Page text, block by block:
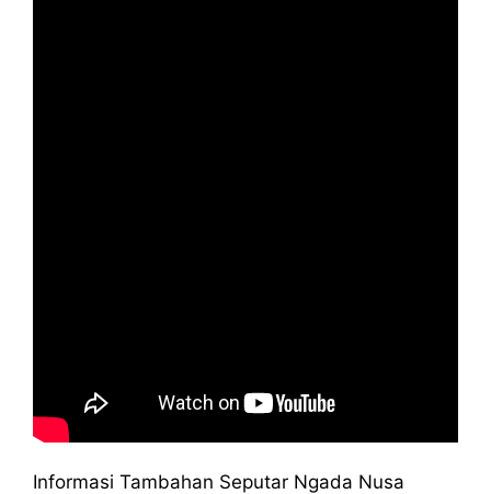
Informasi Tambahan Seputar Ngada Nusa